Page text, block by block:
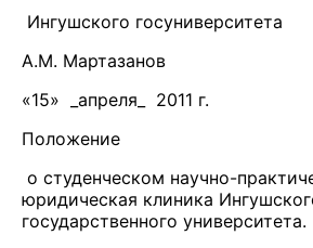
Ингушского госуниверситета
А.М. Мартазанов
«15» _апреля_ 2011 г.
Положение
о студенческом научно-
юридическая клиника
государственного университета.